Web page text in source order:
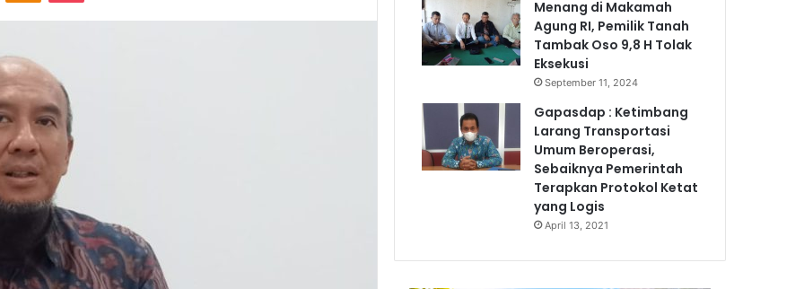
Menang di Makamah
Agung RI, Pemilik Tanah
Tambak Oso 9,8 H Tolak
Eksekusi
September 11, 2024
Gapasdap : Ketimbang
Larang Transportasi
Umum Beroperasi,
Sebaiknya Pemerintah
Terapkan Protokol Ketat
yang Logis
April 13, 2021